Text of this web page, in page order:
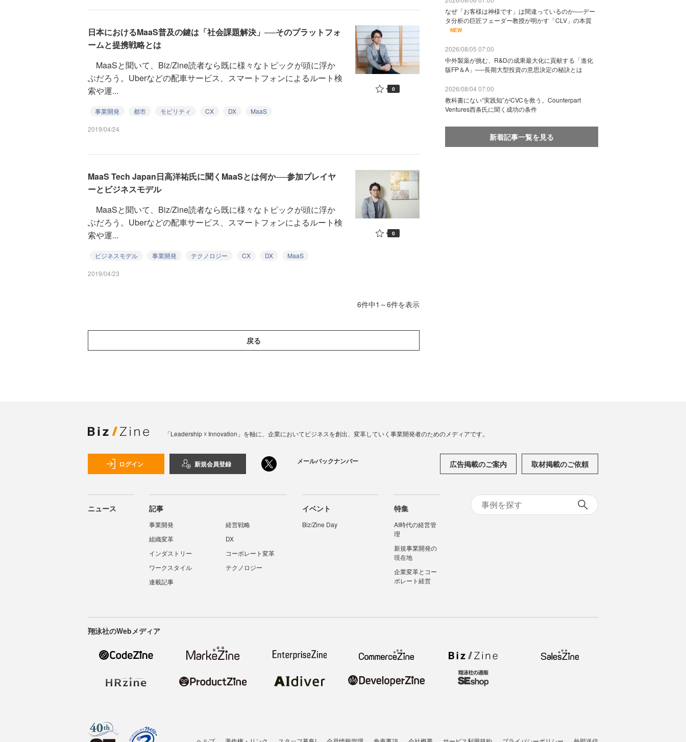
日本におけるMaaS普及の鍵は「社会課題解決」──そのプラットフォ
ームと提携戦略とは
MaaSと聞いて、Biz/Zine読者なら既に様々なトピックが頭に浮か
ぶだろう。Uberなどの配車サービス、スマートフォンによるルート検
索や運...
事業開発 都市 モビリティ CX DX MaaS
2019/04/24
0
MaaS Tech Japan日高洋祐氏に聞くMaaSとは何か──参加プレイヤ
ーとビジネスモデル
MaaSと聞いて、Biz/Zine読者なら既に様々なトピックが頭に浮か
ぶだろう。Uberなどの配車サービス、スマートフォンによるルート検
索や運...
ビジネスモデル 事業開発 テクノロジー CX DX MaaS
2019/04/23
0
6件中1～6件を表示
戻る
なぜ「お客様は神様です」は間違っているのか──デー
タ分析の巨匠フェーダー教授が明かす「CLV」の本質
NEW
2026/08/05 07:00
中外製薬が挑む、R&Dの成果最大化に貢献する「進化
版FP＆A」──長期大型投資の意思決定の秘訣とは
2026/08/04 07:00
教科書にない“実践知”がCVCを救う。Counterpart
Ventures西条氏に聞く成功の条件
新着記事一覧を見る
「Leadership ☓ Innovation」を軸に、企業においてビジネスを創出、変革していく事業開発者のためのメディアです。
ログイン 新規会員登録 メールバックナンバー 広告掲載のご案内 取材掲載のご依頼
ニュース 記事
事業開発
経営戦略
組織変革
DX
インダストリー
コーポレート変革
ワークスタイル
テクノロジー
連載記事
イベント
Biz/Zine Day
特集
AI時代の経営管
理
新規事業開発の
現在地
企業変革とコー
ポレート経営
翔泳社のWebメディア